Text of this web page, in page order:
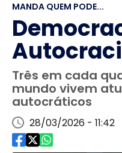
MANDA QUEM PODE...
Três em cada
mundo vivem
autocráticos
28/03/2026 - 11:42